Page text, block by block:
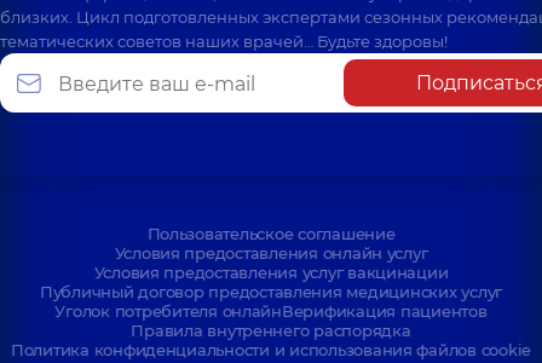
близких. Цикл подготовленных экспертами сезонных
тематических советов наших врачей… Будьте здоровы!
Пользовательское соглашение
Условия предоставления онлайн услуг
Условия предоставления услуг вакцинации
Публичный договор предоставления медицинских услуг
Уголок потребителя онлайнВерификация пациентов
Правила внутреннего распорядка
Политика конфиденциальности и использования файлов cookie